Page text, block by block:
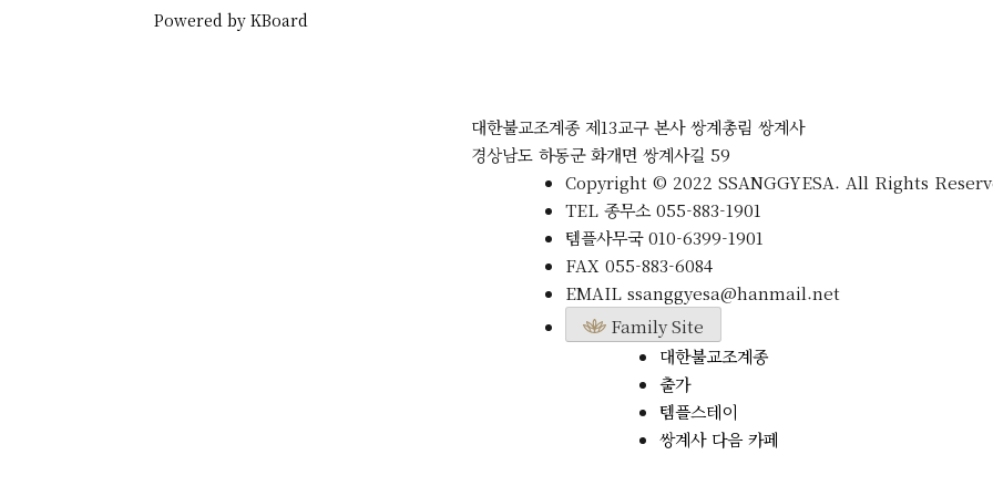
Powered by KBoard
대한불교조계종 제13교구 본사 쌍계총림 쌍계사
경상남도 하동군 화개면 쌍계사길 59
Copyright © 2022 SSANGGYESA. All Rights
TEL 종무소055-883-1901
템플사무국010-6399-1901
FAX 055-883-6084
EMAIL ssanggyesa@hanmail.net
Family Site
대한불교조계종
출가
템플스테이
쌍계사 다음 카페